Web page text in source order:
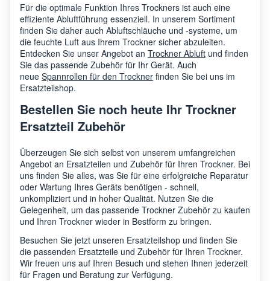
Für die optimale Funktion Ihres Trockners ist auch eine
effiziente Abluftführung essenziell. In unserem Sortiment
finden Sie daher auch Abluftschläuche und -systeme, um
die feuchte Luft aus Ihrem Trockner sicher abzuleiten.
Entdecken Sie unser Angebot an Trockner Abluft und finden
Sie das passende Zubehör für Ihr Gerät. Auch
neue Spannrollen für den Trockner finden Sie bei uns im
Ersatzteilshop.
Bestellen Sie noch heute Ihr Trockner
Ersatzteil Zubehör
Überzeugen Sie sich selbst von unserem umfangreichen
Angebot an Ersatzteilen und Zubehör für Ihren Trockner. Bei
uns finden Sie alles, was Sie für eine erfolgreiche Reparatur
oder Wartung Ihres Geräts benötigen - schnell,
unkompliziert und in hoher Qualität. Nutzen Sie die
Gelegenheit, um das passende Trockner Zubehör zu kaufen
und Ihren Trockner wieder in Bestform zu bringen.
Besuchen Sie jetzt unseren Ersatzteilshop und finden Sie
die passenden Ersatzteile und Zubehör für Ihren Trockner.
Wir freuen uns auf Ihren Besuch und stehen Ihnen jederzeit
für Fragen und Beratung zur Verfügung.